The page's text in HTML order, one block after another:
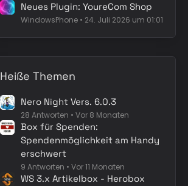
Neues Plugin: YoureCom Shop
WindowsPhone 24. Juli 2026 um 01:01
Heiße Themen
Nero Night Vers. 6.0.3
28 Antworten Vor 8 Monaten
Box für Spenden:
Spendenmöglichkeit am Handy
erschwert
9 Antworten Vor 11 Monaten
WS 3.x Artikelbox - Herobox